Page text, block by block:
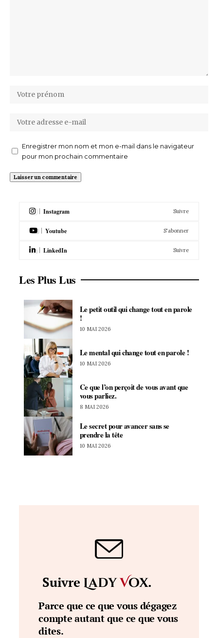
Enregistrer mon nom et mon e-mail dans le navigateur
pour mon prochain commentaire
Instagram Suivre
Youtube S'abonner
LinkedIn Suivre
Les Plus Lus
Le petit outil qui change tout en parole
!
10 MAI 2026
Le mental qui change tout en parole !
10 MAI 2026
Ce que l’on perçoit de vous avant que
vous parliez.
8 MAI 2026
Le secret pour avancer sans se
prendre la tête
10 MAI 2026
Suivre LadyVox.
Parce que ce que vous dégagez
compte autant que ce que vous
dites.